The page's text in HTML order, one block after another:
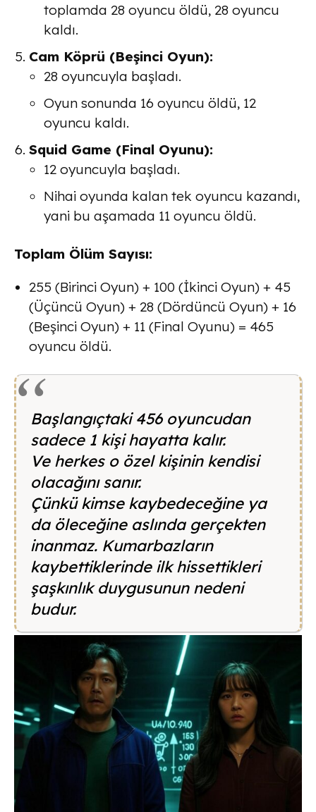
toplamda 28 oyuncu öldü, 28 oyuncu
kaldı.
Cam Köprü (Beşinci Oyun):
28 oyuncuyla başladı.
Oyun sonunda 16 oyuncu öldü, 12
oyuncu kaldı.
Squid Game (Final Oyunu):
12 oyuncuyla başladı.
Nihai oyunda kalan tek oyuncu kazandı,
yani bu aşamada 11 oyuncu öldü.
Toplam Ölüm Sayısı:
255 (Birinci Oyun) + 100 (İkinci Oyun) + 45
(Üçüncü Oyun) + 28 (Dördüncü Oyun) + 16
(Beşinci Oyun) + 11 (Final Oyunu) = 465
oyuncu öldü.
Başlangıçtaki 456 oyuncudan
sadece 1 kişi hayatta kalır.
Ve herkes o özel kişinin kendisi
olacağını sanır.
Çünkü kimse kaybedeceğine ya
da öleceğine aslında gerçekten
inanmaz. Kumarbazların
kaybettiklerinde ilk hissettikleri
şaşkınlık duygusunun nedeni
budur.